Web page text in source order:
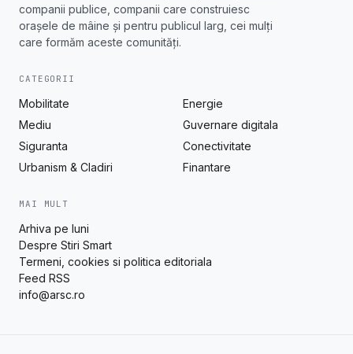
companii publice, companii care construiesc
orașele de mâine și pentru publicul larg, cei mulți
care formăm aceste comunități.
CATEGORII
Mobilitate
Energie
Mediu
Guvernare digitala
Siguranta
Conectivitate
Urbanism & Cladiri
Finantare
MAI MULT
Arhiva pe luni
Despre Stiri Smart
Termeni, cookies si politica editoriala
Feed RSS
info@arsc.ro